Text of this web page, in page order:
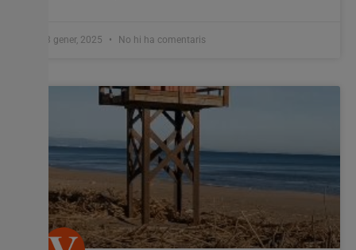
13 gener, 2025 No hi ha comentaris